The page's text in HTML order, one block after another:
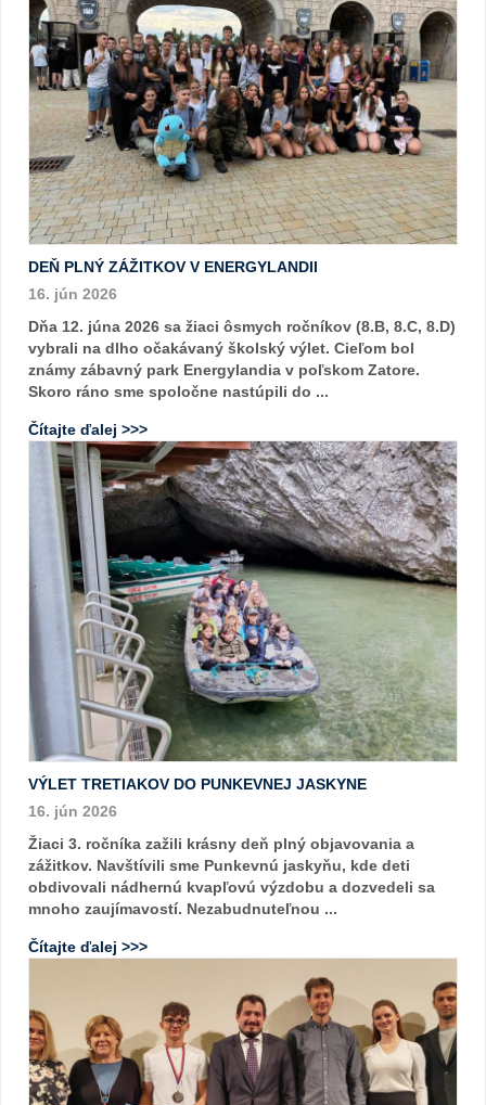
DEŇ PLNÝ ZÁŽITKOV V ENERGYLANDII
16. jún 2026
Dňa 12. júna 2026 sa žiaci ôsmych ročníkov (8.B, 8.C, 8.D)
vybrali na dlho očakávaný školský výlet. Cieľom bol
známy zábavný park Energylandia v poľskom Zatore.
Skoro ráno sme spoločne nastúpili do ...
Čítajte ďalej >>>
VÝLET TRETIAKOV DO PUNKEVNEJ JASKYNE
16. jún 2026
Žiaci 3. ročníka zažili krásny deň plný objavovania a
zážitkov. Navštívili sme Punkevnú jaskyňu, kde deti
obdivovali nádhernú kvapľovú výzdobu a dozvedeli sa
mnoho zaujímavostí. Nezabudnuteľnou ...
Čítajte ďalej >>>